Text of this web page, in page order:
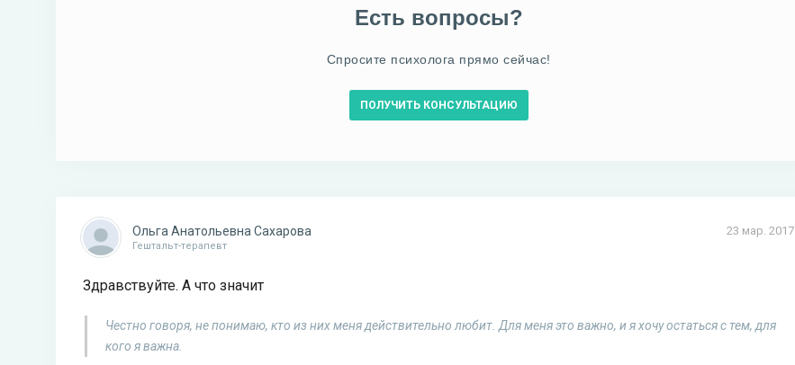
Есть вопросы?
Спросите психолога прямо сейчас!
ПОЛУЧИТЬ КОНСУЛЬТАЦИЮ
23 мар. 2017
Ольга Анатольевна Сахарова
Гештальт-терапевт
Здравствуйте. А что значит
Честно говоря, не понимаю, кто из них меня действительно любит. Для меня это важно, и я хочу остаться с тем, для
кого я важна.